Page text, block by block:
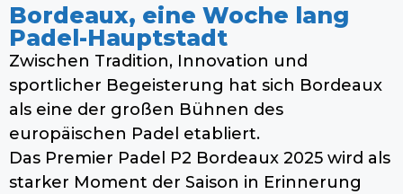
Bordeaux, eine Woche lang
Padel-Hauptstadt
Zwischen Tradition, Innovation und
sportlicher Begeisterung hat sich Bordeaux
als eine der großen Bühnen des
europäischen Padel etabliert.
Das Premier Padel P2 Bordeaux 2025 wird als
starker Moment der Saison in Erinnerung